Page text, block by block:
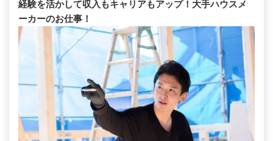
経験を活かして収入もキャリアもアップ！大手ハウスメ
ーカーのお仕事！